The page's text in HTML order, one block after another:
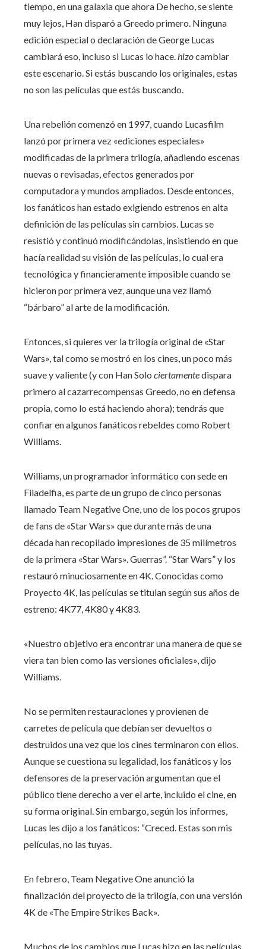
tiempo, en una galaxia que ahora De hecho, se siente
muy lejos, Han disparó a Greedo primero. Ninguna
edición especial o declaración de George Lucas
cambiará eso, incluso si Lucas lo hace.hizocambiar
este escenario. Si estás buscando los originales, estas
no son las películas que estás buscando.
Una rebelión comenzó en 1997, cuando Lucasfilm
lanzó por primera vez «ediciones especiales»
modificadas de la primera trilogía, añadiendo escenas
nuevas o revisadas, efectos generados por
computadora y mundos ampliados. Desde entonces,
los fanáticos han estado exigiendo estrenos en alta
definición de las películas sin cambios. Lucas se
resistió y continuó modificándolas, insistiendo en que
hacía realidad su visión de las películas, lo cual era
tecnológica y financieramente imposible cuando se
hicieron por primera vez, aunque una vez llamó
“bárbaro” al arte de la modificación.
Entonces, si quieres ver la trilogía original de «Star
Wars», tal como se mostró en los cines, un poco más
suave y valiente (y con Han Solo ciertamentedispara
primero al cazarrecompensas Greedo, no en defensa
propia, como lo está haciendo ahora); tendrás que
confiar en algunos fanáticos rebeldes como Robert
Williams.
Williams, un programador informático con sede en
Filadelfia, es parte de un grupo de cinco personas
llamado Team Negative One, uno de los pocos grupos
de fans de «Star Wars» que durante más de una
década han recopilado impresiones de 35 milímetros
de la primera «Star Wars». Guerras”. “Star Wars” y los
restauró minuciosamente en 4K. Conocidas como
Proyecto 4K, las películas se titulan según sus años de
estreno: 4K77, 4K80 y 4K83.
«Nuestro objetivo era encontrar una manera de que se
viera tan bien como las versiones oficiales», dijo
Williams.
No se permiten restauraciones y provienen de
carretes de película que debían ser devueltos o
destruidos una vez que los cines terminaron con ellos.
Aunque se cuestiona su legalidad, los fanáticos y los
defensores de la preservación argumentan que el
público tiene derecho a ver el arte, incluido el cine, en
su forma original. Sin embargo, según los informes,
Lucas les dijo a los fanáticos: “Creced. Estas son mis
películas, no las tuyas.
En febrero, Team Negative One anunció la
finalización del proyecto de la trilogía, con una versión
4K de «The Empire Strikes Back».
Muchos de los cambios que Lucas hizo en las películas